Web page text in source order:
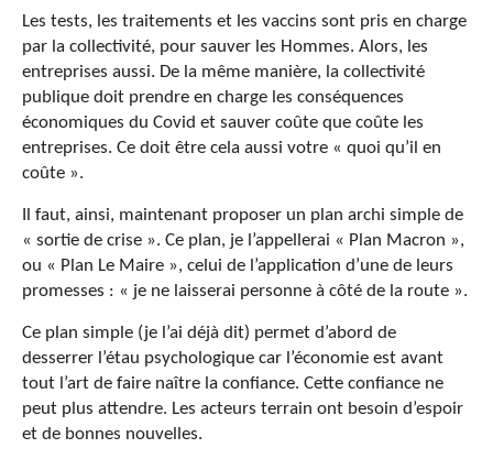
Les tests, les traitements et les vaccins sont pris en charge
par la collectivité, pour sauver les Hommes. Alors, les
entreprises aussi. De la même manière, la collectivité
publique doit prendre en charge les conséquences
économiques du Covid et sauver coûte que coûte les
entreprises. Ce doit être cela aussi votre « quoi qu’il en
coûte ».
Il faut, ainsi, maintenant proposer un plan archi simple de
« sortie de crise ». Ce plan, je l’appellerai « Plan Macron »,
ou « Plan Le Maire », celui de l’application d’une de leurs
promesses : « je ne laisserai personne à côté de la route ».
Ce plan simple (je l’ai déjà dit) permet d’abord de
desserrer l’étau psychologique car l’économie est avant
tout l’art de faire naître la confiance. Cette confiance ne
peut plus attendre. Les acteurs terrain ont besoin d’espoir
et de bonnes nouvelles.